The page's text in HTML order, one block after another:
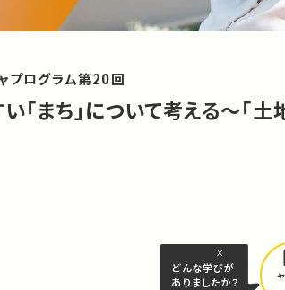
プログラム第20回
まち」について考える〜「土
どんな学びが
ありましたか？